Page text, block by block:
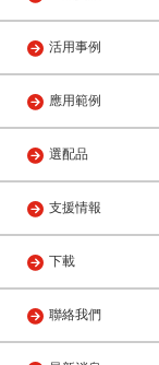
活用事例
應用範例
選配品
支援情報
下載
聯絡我們